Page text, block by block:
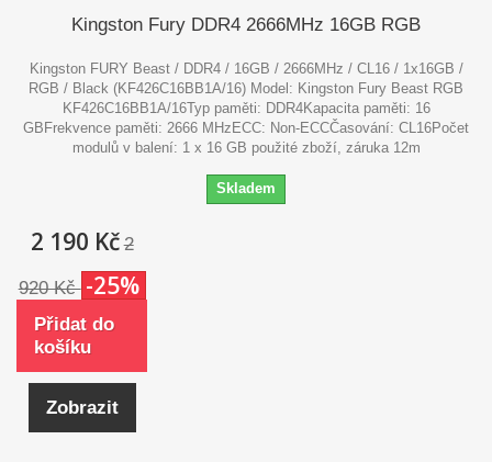
Kingston Fury DDR4 2666MHz 16GB RGB
Kingston FURY Beast / DDR4 / 16GB / 2666MHz / CL16 / 1x16GB /
RGB / Black (KF426C16BB1A/16) Model: Kingston Fury Beast RGB
KF426C16BB1A/16Typ paměti: DDR4Kapacita paměti: 16
GBFrekvence paměti: 2666 MHzECC: Non-ECCČasování: CL16Počet
modulů v balení: 1 x 16 GB použité zboží, záruka 12m
Skladem
2 190 Kč 2
920 Kč -25%
Přidat do
košíku
Zobrazit